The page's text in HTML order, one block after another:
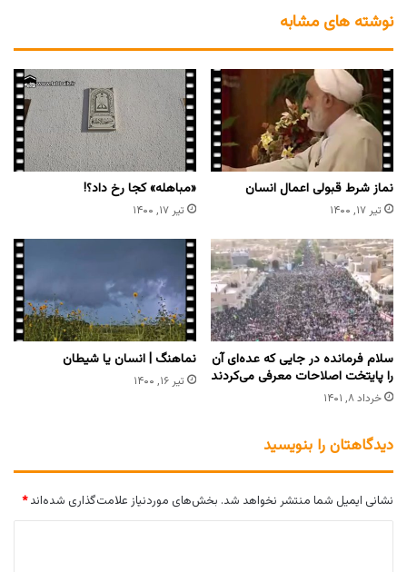
نوشته های مشابه
نماز شرط قبولی اعمال انسان
تیر ۱۷, ۱۴۰۰
«مباهله» کجا رخ داد؟!
تیر ۱۷, ۱۴۰۰
سلام فرمانده در جایی که عده‌ای آن
را پایتخت اصلاحات معرفی می‌کردند
خرداد ۸, ۱۴۰۱
نماهنگ | انسان یا شیطان
تیر ۱۶, ۱۴۰۰
دیدگاهتان را بنویسید
نشانی ایمیل شما منتشر نخواهد شد. بخش‌های موردنیاز علامت‌گذاری شده‌اند*